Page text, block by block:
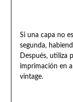
Si una capa no
segunda,
Después, utiliza
imprimación en
vintage.